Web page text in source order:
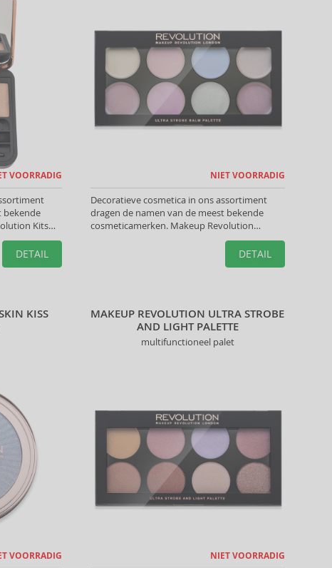
VOORRADIG
bekende
Kits
look te
DETAIL
NIET VOORRADIG
Decoratieve cosmetica in ons assortiment
dragen de namen van de meest bekende
cosmeticamerken. Makeup Revolution
Paletten helpen u de perfecte look te creëren.
DETAIL
KISS
VOORRADIG
MAKEUP REVOLUTION ULTRA STROBE
AND LIGHT PALETTE
multifunctioneel palet
NIET VOORRADIG